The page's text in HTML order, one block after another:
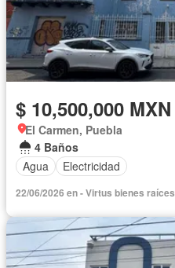
$ 10,500,000 MXN
El Carmen, Puebla
4 Baños
Agua
Electricidad
22/06/2026 en - Virtus bienes raíces